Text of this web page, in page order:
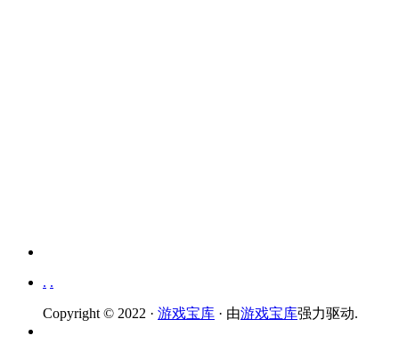
. .
Copyright © 2022 · 游戏宝库 · 由游戏宝库强力驱动.